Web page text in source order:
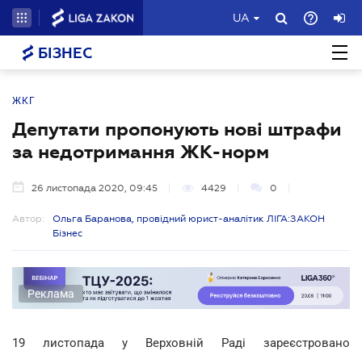
UA
БІЗНЕС
ЖКГ
Депутати пропонують нові штрафи
за недотримання ЖК-норм
26 листопада 2020, 09:45 4429 0
Автор:
Ольга Баранова, провідний юрист-аналітик ЛІГА:ЗАКОН
Бізнес
Реклама
19 листопада у Верховній Раді зареєстровано